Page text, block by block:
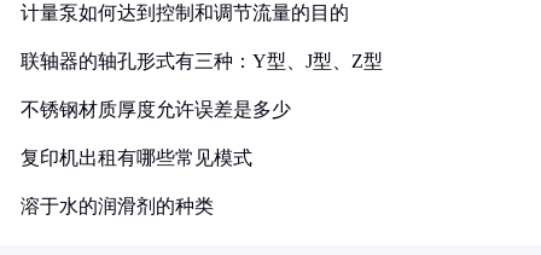
计量泵如何达到控制和调节流量的目的
联轴器的轴孔形式有三种：Y型、J型、Z型
不锈钢材质厚度允许误差是多少
复印机出租有哪些常见模式
溶于水的润滑剂的种类